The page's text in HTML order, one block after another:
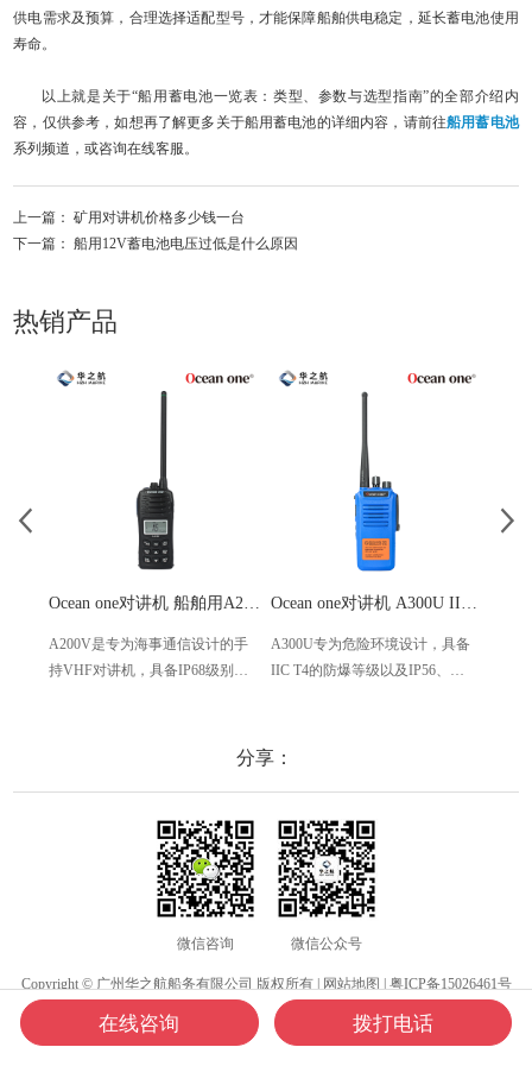
供电需求及预算，合理选择适配型号，才能保障船舶供电稳定，延长蓄电池使用
寿命。
以上就是关于“船用蓄电池一览表：类型、参数与选型指南”的全部介绍内
容，仅供参考，如想再了解更多关于船用蓄电池的详细内容，请前往船用蓄电池
系列频道，或咨询在线客服。
上一篇：矿用对讲机价格多少钱一台
下一篇：船用12V蓄电池​电压过低是什么原因
热销产品
A200V是专为海事通信设计的手
持VHF对讲机，具备IP68级别的
守功能。没有信号或长时间无操
A300U专为危险环境设计，具备
IIC T4的防爆等级以及IP56、
使用
分享：
微信咨询 微信公众号
Copyright © 广州华之航船务有限公司 版权所有 | 网站地图 | 粤ICP备15026461号
在线咨询 拨打电话